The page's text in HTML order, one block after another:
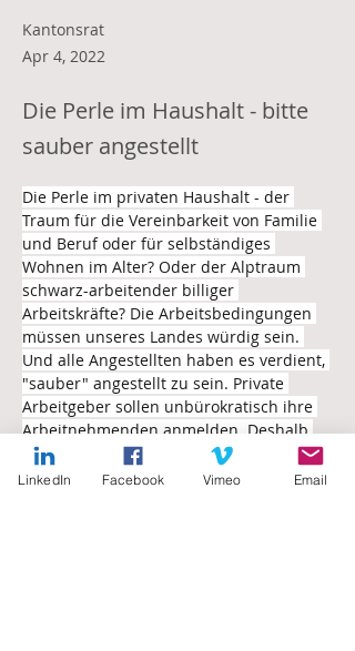
Kantonsrat
Apr 4, 2022
Die Perle im Haushalt - bitte
sauber angestellt
Die Perle im privaten Haushalt - der
Traum für die Vereinbarkeit von Familie
und Beruf oder für selbständiges
Wohnen im Alter? Oder der Alptraum
schwarz-arbeitender billiger
Arbeitskräfte? Die Arbeitsbedingungen
müssen unseres Landes würdig sein.
Und alle Angestellten haben es verdient,
"sauber" angestellt zu sein. Private
Arbeitgeber sollen unbürokratisch ihre
Arbeitnehmenden anmelden. Deshalb
bauen wir Bürokratie-Hürden ab. Dazu
braucht es die Zusammenarbeit mit dem
LinkedIn Facebook Vimeo Email